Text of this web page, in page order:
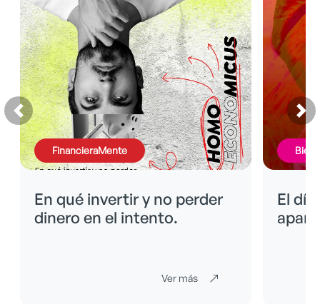
FinancieraMente
En qué invertir y no perder
dinero en el intento.
Ver más
El